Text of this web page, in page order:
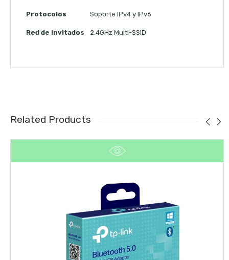
Protocolos Soporte IPv4 y IPv6
Red de Invitados 2.4GHz Multi-SSID
Related Products